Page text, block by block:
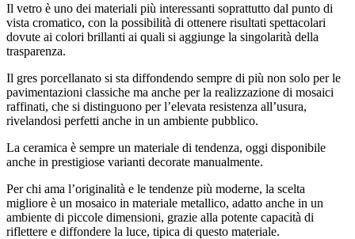
Il vetro è uno dei materiali più interessanti soprattutto dal punto di
vista cromatico, con la possibilità di ottenere risultati spettacolari
dovute ai colori brillanti ai quali si aggiunge la singolarità della
trasparenza.
Il gres porcellanato si sta diffondendo sempre di più non solo per le
pavimentazioni classiche ma anche per la realizzazione di mosaici
raffinati, che si distinguono per l’elevata resistenza all’usura,
rivelandosi perfetti anche in un ambiente pubblico.
La ceramica è sempre un materiale di tendenza, oggi disponibile
anche in prestigiose varianti decorate manualmente.
Per chi ama l’originalità e le tendenze più moderne, la scelta
migliore è un mosaico in materiale metallico, adatto anche in un
ambiente di piccole dimensioni, grazie alla potente capacità di
riflettere e diffondere la luce, tipica di questo materiale.